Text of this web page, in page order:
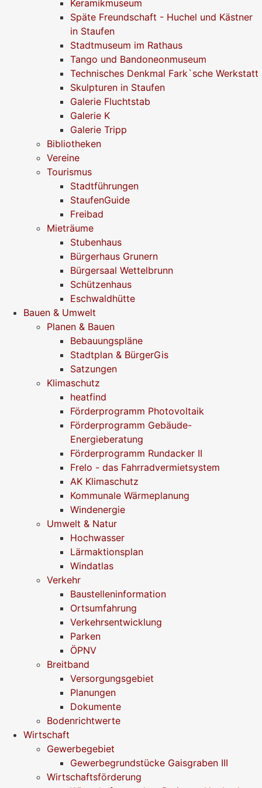
Keramikmuseum
Späte Freundschaft - Huchel und Kästner
in Staufen
Stadtmuseum im Rathaus
Tango und Bandoneonmuseum
Technisches Denkmal Fark`sche Werkstatt
Skulpturen in Staufen
Galerie Fluchtstab
Galerie K
Galerie Tripp
Bibliotheken
Vereine
Tourismus
Stadtführungen
StaufenGuide
Freibad
Mieträume
Stubenhaus
Bürgerhaus Grunern
Bürgersaal Wettelbrunn
Schützenhaus
Eschwaldhütte
Bauen & Umwelt
Planen & Bauen
Bebauungspläne
Stadtplan & BürgerGis
Satzungen
Klimaschutz
heatfind
Förderprogramm Photovoltaik
Förderprogramm Gebäude-
Energieberatung
Förderprogramm Rundacker II
Frelo - das Fahrradvermietsystem
AK Klimaschutz
Kommunale Wärmeplanung
Windenergie
Umwelt & Natur
Hochwasser
Lärmaktionsplan
Windatlas
Verkehr
Baustelleninformation
Ortsumfahrung
Verkehrsentwicklung
Parken
ÖPNV
Breitband
Versorgungsgebiet
Planungen
Dokumente
Bodenrichtwerte
Wirtschaft
Gewerbegebiet
Gewerbegrundstücke Gaisgraben III
Wirtschaftsförderung